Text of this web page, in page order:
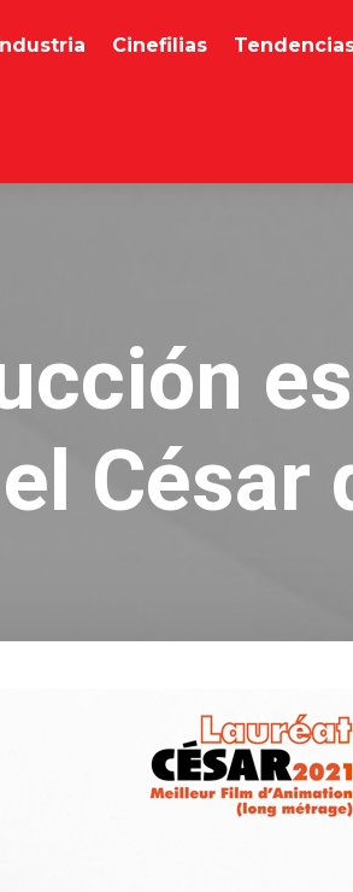
Cinefilias
César